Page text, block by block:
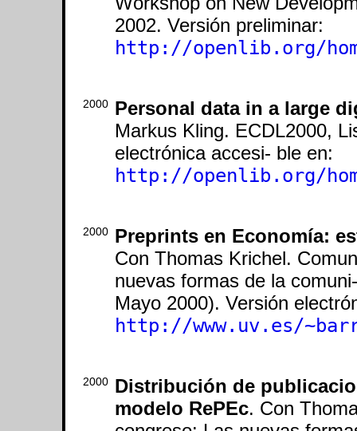
2002. Versión preliminar:
http://openlib.org/
2000 Personal data in a large
Markus Kling. ECDL2000,
electrónica accesi- ble en:
http://openlib.org/
2000 Preprints en Economía:
Con Thomas Krichel.
nuevas formas de la
Mayo 2000). Versión
http://www.uv.es/
2000 Distribución de
modelo RePEc. Con